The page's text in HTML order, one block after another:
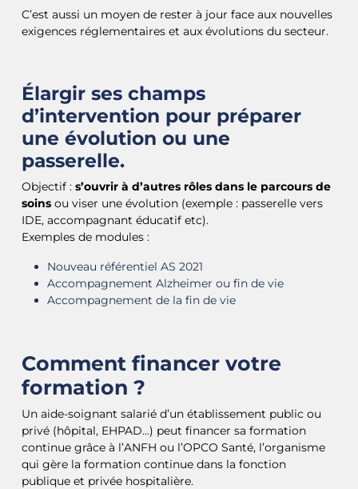
C’est aussi un moyen de rester à jour face aux nouvelles
exigences réglementaires et aux évolutions du secteur.
Élargir ses champs
d’intervention pour préparer
une évolution ou une
passerelle.
Objectif : s’ouvrir à d’autres rôles dans le parcours de
soins ou viser une évolution (exemple : passerelle vers
IDE, accompagnant éducatif etc).
Exemples de modules :
Nouveau référentiel AS 2021
Accompagnement Alzheimer ou fin de vie
Accompagnement de la fin de vie
Comment financer votre
formation ?
Un aide-soignant salarié d’un établissement public ou
privé (hôpital, EHPAD...) peut financer sa formation
continue grâce à l’ANFH ou l’OPCO Santé, l’organisme
qui gère la formation continue dans la fonction
publique et privée hospitalière.